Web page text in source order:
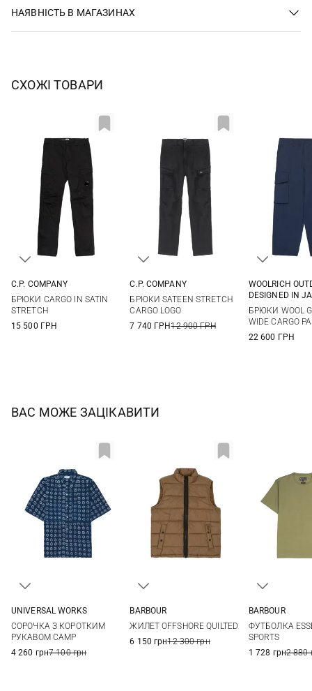
НАЯВНІСТЬ В МАГАЗИНАХ
СХОЖІ ТОВАРИ
54
C.P. COMPANY
БРЮКИ CARGO IN SATIN
STRETCH
15 500 ГРН
54
56
C.P. COMPANY
БРЮКИ SATEEN STRETCH
CARGO LOGO
7 740 ГРН12 900 ГРН
S M
WOOLRICH
DESIGNED IN
БРЮКИ WOOL
WIDE CARGO
22 600 ГРН
ВАС МОЖЕ ЗАЦІКАВИТИ
UNIVERSAL WORKS
СОРОЧКА З КОРОТКИМ
РУКАВОМ CAMP
4 260 грн7 100 грн
BARBOUR
ЖИЛЕТ OFFSHORE QUILTED
6 150 грн12 300 грн
XXL
BARBOUR
ФУТБОЛКА
SPORTS
1 728 грн2 880